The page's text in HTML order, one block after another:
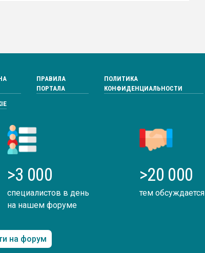
ПРАВИЛА
ПОРТАЛА
ПОЛИТИКА
КОНФИДЕНЦИАЛЬНОСТИ
>3 000
специалистов в день
на нашем форуме
>20 000
тем обсуждается
на форум